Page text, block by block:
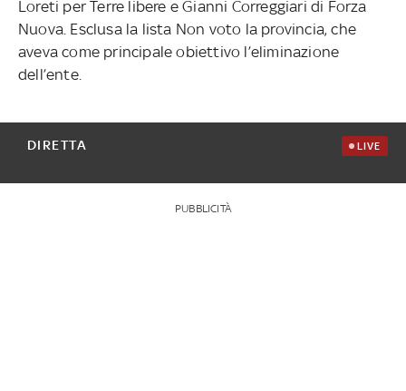
Loreti per Terre libere e Gianni Correggiari di Forza
Nuova. Esclusa la lista Non voto la provincia, che
aveva come principale obiettivo l’eliminazione
dell’ente.
DIRETTA LIVE
PUBBLICITÀ